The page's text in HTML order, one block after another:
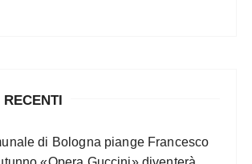
di Bologna piange Francesco